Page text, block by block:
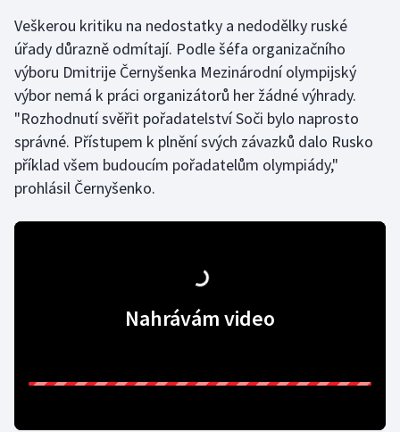
Veškerou kritiku na nedostatky a nedodělky ruské
úřady důrazně odmítají. Podle šéfa organizačního
výboru Dmitrije Černyšenka Mezinárodní olympijský
výbor nemá k práci organizátorů her žádné výhrady.
"Rozhodnutí svěřit pořadatelství Soči bylo naprosto
správné. Přístupem k plnění svých závazků dalo Rusko
příklad všem budoucím pořadatelům olympiády,"
prohlásil Černyšenko.
Nahrávám video